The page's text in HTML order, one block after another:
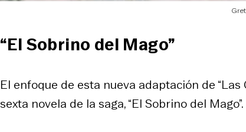
“El Sobrino del Mago”
El enfoque de esta nueva adaptación de
sexta novela de la saga, “El Sobrino del Mago”.